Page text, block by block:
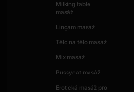
Milking table
masáž
Lingam masáž
Tělo na tělo masáž
Mix masáž
Pussycat masáž
Erotická masáž pro